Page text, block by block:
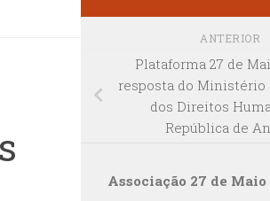
ANTERIOR
Plataforma 27 de
resposta do Ministério
dos Direitos
República de
Associação 27 de Maio